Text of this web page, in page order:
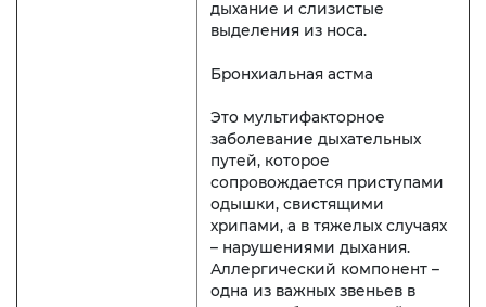
дыхание и слизистые
выделения из носа.
Бронхиальная астма
Это мультифакторное
заболевание дыхательных
путей, которое
сопровождается приступами
одышки, свистящими
хрипами, а в тяжелых случаях
– нарушениями дыхания.
Аллергический компонент –
одна из важных звеньев в